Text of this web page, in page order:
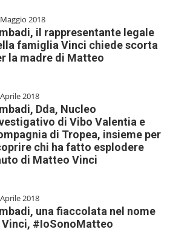
2018
il rappresentante legale
famiglia Vinci chiede scorta
la madre di Matteo
2018
Dda, Nucleo
di Vibo Valentia e
di Tropea, insieme per
chi ha fatto esplodere
di Matteo Vinci
2018
una fiaccolata nel nome
Vinci, #IoSonoMatteo